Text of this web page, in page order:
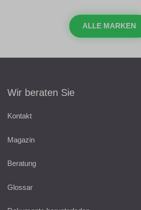
ALLE MARKEN
Wir beraten Sie
Kontakt
Magazin
Beratung
Glossar